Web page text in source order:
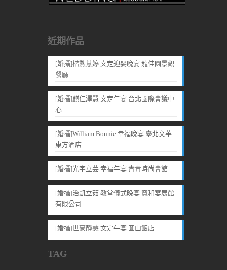
近期作品
[婚攝]楷勲薏婷 文定迎娶晚宴 龍佳園景觀
餐廳
[婚攝]麒仁澤慧 文定午宴 台北國際會議中
心
[婚攝]William Bonnie 幸福晚宴 臺北文華
東方酒店
[婚攝]光宇立芸 幸福午宴 青青時尚會館
[婚攝]治凱立茹 教堂儀式晚宴 寬和宴展館
有限公司
[婚攝]世豪靜慧 文定午宴 圓山飯店
TAG